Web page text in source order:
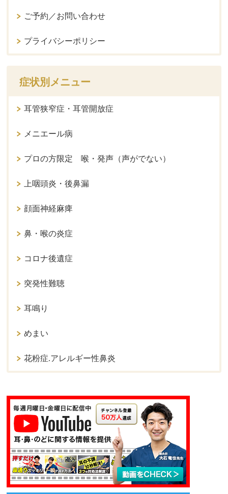
ご予約／お問い合わせ
プライバシーポリシー
症状別メニュー
耳管狭窄症・耳管開放症
メニエール病
プロの方限定 喉・発声（声がでない）
上咽頭炎・後鼻漏
顔面神経麻痺
鼻・喉の炎症
コロナ後遺症
突発性難聴
耳鳴り
めまい
花粉症.アレルギー性鼻炎